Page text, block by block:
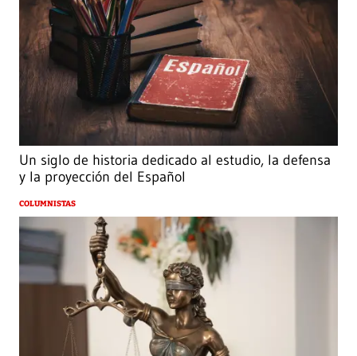
Un siglo de historia dedicado al estudio, la defensa
y la proyección del Español
COLUMNISTAS